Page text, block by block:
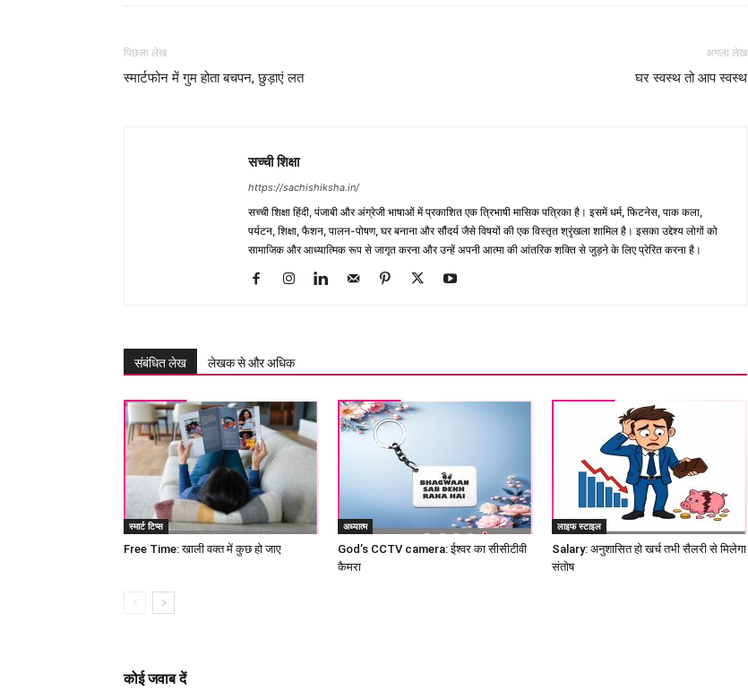
पिछला लेख
स्मार्टफोन में गुम होता बचपन, छुड़ाएं लत
अगला लेख
घर स्वस्थ तो आप स्वस्थ
सच्ची शिक्षा
https://sachishiksha.in/
सच्ची शिक्षा हिंदी, पंजाबी और अंग्रेजी भाषाओं में प्रकाशित एक त्रिभाषी मासिक पत्रिका है। इसमें धर्म, फिटनेस, पाक कला,
पर्यटन, शिक्षा, फैशन, पालन-पोषण, घर बनाना और सौंदर्य जैसे विषयों की एक विस्तृत श्रृंखला शामिल है। इसका उद्देश्य लोगों को
सामाजिक और आध्यात्मिक रूप से जागृत करना और उन्हें अपनी आत्मा की आंतरिक शक्ति से जुड़ने के लिए प्रेरित करना है।
संबंधित लेख लेखक से और अधिक
स्मार्ट टिप्स
Free Time: खाली वक्त में कुछ हो जाए
अध्यात्म
God’s CCTV camera: ईश्वर का सीसीटीवी
कैमरा
लाइफ स्टाइल
Salary: अनुशासित हो खर्च तभी सैलरी से मिलेगा
संतोष
कोई जवाब दें